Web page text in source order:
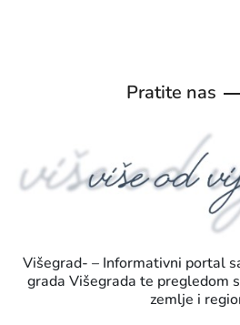
Pratite nas
Višegrad- – Informativni portal
grada Višegrada te pregledom
zemlje i